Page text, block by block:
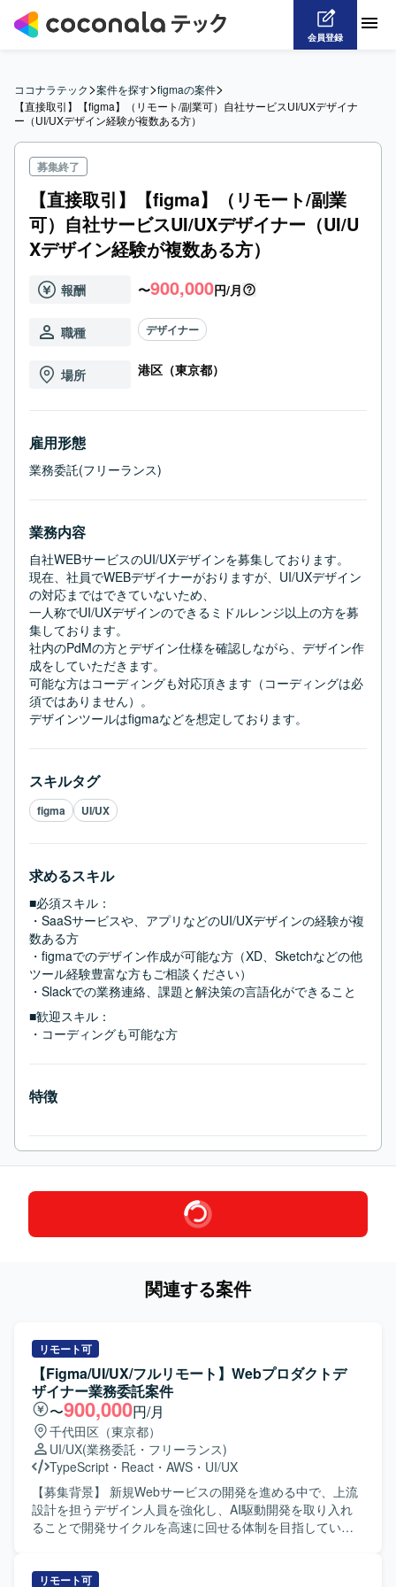
会員登録
ココナラテック>案件を探す>figmaの案件>
【直接取引】【figma】（リモート/副業可）自社サービスUI/UXデザイナ
ー（UI/UXデザイン経験が複数ある方）
募集終了
【直接取引】【figma】（リモート/副業
可）自社サービスUI/UXデザイナー（UI/U
Xデザイン経験が複数ある方）
報酬 〜900,000円/月
職種 デザイナー
場所 港区（東京都）
雇用形態
業務委託(フリーランス)
業務内容
自社WEBサービスのUI/UXデザインを募集しております。
現在、社員でWEBデザイナーがおりますが、UI/UXデザイン
の対応まではできていないため、
一人称でUI/UXデザインのできるミドルレンジ以上の方を募
集しております。
社内のPdMの方とデザイン仕様を確認しながら、デザイン作
成をしていただきます。
可能な方はコーディングも対応頂きます（コーディングは必
須ではありません）。
デザインツールはfigmaなどを想定しております。
スキルタグ
figma UI/UX
求めるスキル
■必須スキル：
・SaaSサービスや、アプリなどのUI/UXデザインの経験が複
数ある方
・figmaでのデザイン作成が可能な方（XD、Sketchなどの他
ツール経験豊富な方もご相談ください）
・Slackでの業務連絡、課題と解決策の言語化ができること
■歓迎スキル：
・コーディングも可能な方
特徴
関連する案件
リモート可
【Figma/UI/UX/フルリモート】Webプロダクトデ
ザイナー業務委託案件
〜900,000円/月
千代田区（東京都）
UI/UX(業務委託・フリーランス)
TypeScript ・ React ・ AWS ・ UI/UX
【募集背景】 新規Webサービスの開発を進める中で、上流
設計を担うデザイン人員を強化し、AI駆動開発を取り入れ
ることで開発サイクルを高速に回せる体制を目指している
ます。ユーザーヒアリングを通じたニーズ・課題の把握、
リモート可